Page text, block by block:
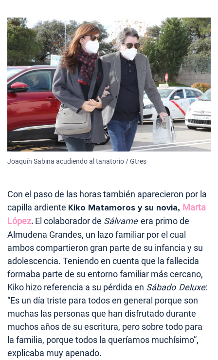
Joaquín Sabina acudiendo al tanatorio / Gtres
Con el paso de las horas también aparecieron por la
capilla ardiente Kiko Matamoros y su novia, Marta
López. El colaborador de Sálvame era primo de
Almudena Grandes, un lazo familiar por el cual
ambos compartieron gran parte de su infancia y su
adolescencia. Teniendo en cuenta que la fallecida
formaba parte de su entorno familiar más cercano,
Kiko hizo referencia a su pérdida en Sábado Deluxe:
“Es un día triste para todos en general porque son
muchas las personas que han disfrutado durante
muchos años de su escritura, pero sobre todo para
la familia, porque todos la queríamos muchísimo”,
explicaba muy apenado.